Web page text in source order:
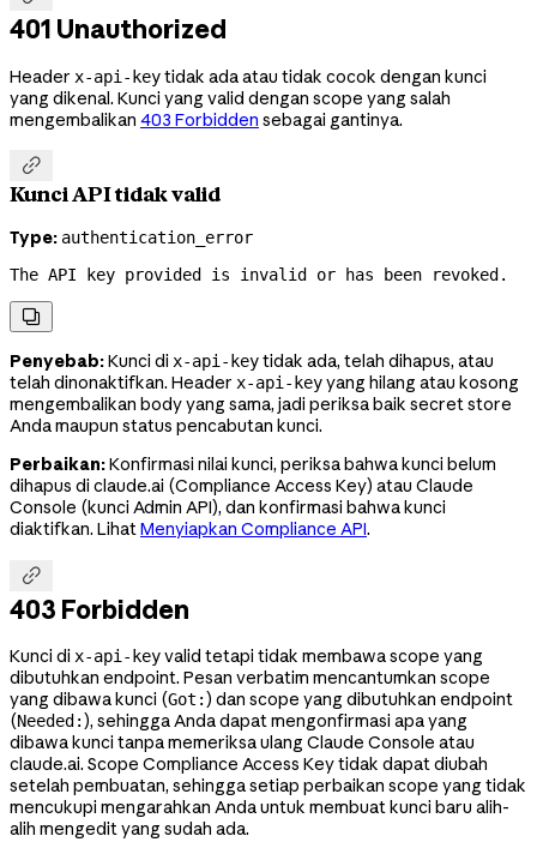
401 Unauthorized
Header x-api-keytidak ada atau tidak cocok dengan kunci
yang dikenal. Kunci yang valid dengan scope yang salah
mengembalikan 403 Forbidden sebagai gantinya.

Kunci API tidak valid
Type: authentication_error
The API key provided is invalid or has been revoked.

Penyebab:Kunci di x-api-keytidak ada, telah dihapus, atau
telah dinonaktifkan. Header x-api-keyyang hilang atau kosong
mengembalikan body yang sama, jadi periksa baik secret store
Anda maupun status pencabutan kunci.
Perbaikan:Konfirmasi nilai kunci, periksa bahwa kunci belum
dihapus di claude.ai (Compliance Access Key) atau Claude
Console (kunci Admin API), dan konfirmasi bahwa kunci
diaktifkan. Lihat Menyiapkan Compliance API.

403 Forbidden
Kunci di x-api-keyvalid tetapi tidak membawa scope yang
dibutuhkan endpoint. Pesan verbatim mencantumkan scope
yang dibawa kunci (Got: ) dan scope yang dibutuhkan endpoint
(Needed: ), sehingga Anda dapat mengonfirmasi apa yang
dibawa kunci tanpa memeriksa ulang Claude Console atau
claude.ai. Scope Compliance Access Key tidak dapat diubah
setelah pembuatan, sehingga setiap perbaikan scope yang tidak
mencukupi mengarahkan Anda untuk membuat kunci baru alih-
alih mengedit yang sudah ada.